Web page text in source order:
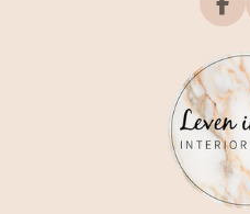
F
a
c
e
b
o
o
k